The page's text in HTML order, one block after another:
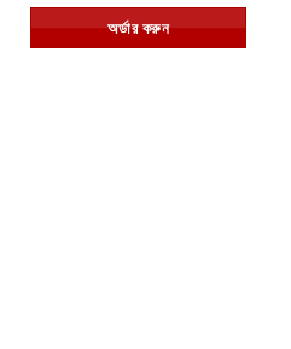
was:
৳ 1,250.00.
is:
৳ 990.00.
অর্ডার করুন